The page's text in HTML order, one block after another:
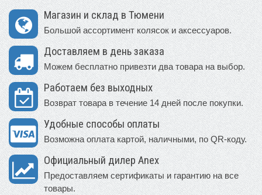
Магазин и склад в Тюмени
Большой ассортимент колясок и аксессуаров.
Доставляем в день заказа
Можем бесплатно привезти два товара на выбор.
Работаем без выходных
Возврат товара в течение 14 дней после покупки.
Удобные способы оплаты
Возможна оплата картой, наличными, по QR-коду.
Официальный дилер Anex
Предоставляем сертификаты и гарантию на все
товары.